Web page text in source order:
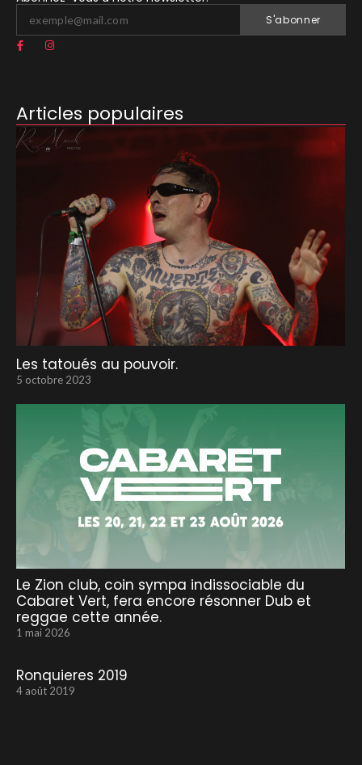
S'abonner
Articles populaires
Les tatoués au pouvoir.
5 octobre 2023
Le Zion club, coin sympa indissociable du
Cabaret Vert, fera encore résonner Dub et
reggae cette année.
1 mai 2026
Ronquieres 2019
4 août 2019